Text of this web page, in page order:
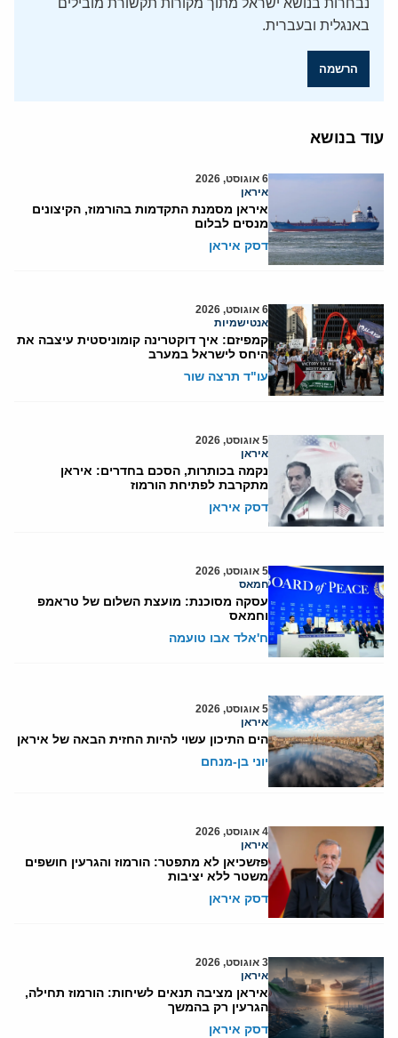
נבחרות בנושא ישראל מתוך מקורות תקשורת מובילים
באנגלית ובעברית.
הרשמה
עוד בנושא
6 אוגוסט, 2026
איראן
איראן מסמנת התקדמות בהורמוז, הקיצונים
מנסים לבלום
דסק איראן
6 אוגוסט, 2026
אנטישמיות
קמפיזם: איך דוקטרינה קומוניסטית עיצבה את
היחס לישראל במערב
עו"ד תרצה שור
5 אוגוסט, 2026
איראן
נקמה בכותרות, הסכם בחדרים: איראן
מתקרבת לפתיחת הורמוז
דסק איראן
5 אוגוסט, 2026
חמאס
עסקה מסוכנת: מועצת השלום של טראמפ
וחמאס
ח'אלד אבו טועמה
5 אוגוסט, 2026
איראן
הים התיכון עשוי להיות החזית הבאה של איראן
יוני בן-מנחם
4 אוגוסט, 2026
איראן
פזשכיאן לא מתפטר: הורמוז והגרעין חושפים
משטר ללא יציבות
דסק איראן
3 אוגוסט, 2026
איראן
איראן מציבה תנאים לשיחות: הורמוז תחילה,
הגרעין רק בהמשך
דסק איראן